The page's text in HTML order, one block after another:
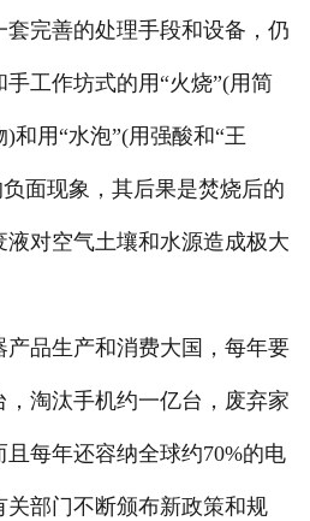
服务项目
新闻动态
免责说明
完善的处理手段和设备，仍
工作坊式的用“火烧”(用简
和用“水泡”(用强酸和“王
面现象，其后果是焚烧后的
对空气土壤和水源造成极大
品生产和消费大国，每年要
淘汰手机约一亿台，废弃家
每年还容纳全球约70%的电
部门不断颁布新政策和规